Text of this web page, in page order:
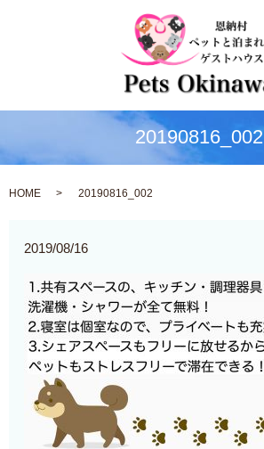
20190816_002
HOME 20190816_002
2019/08/16